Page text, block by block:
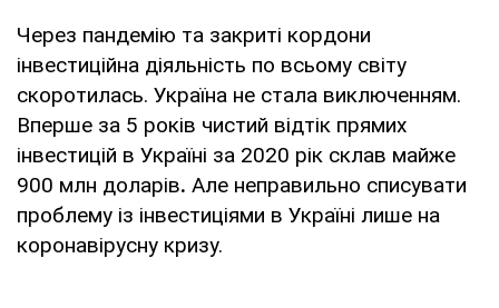
Через пандемію та закриті кордони
інвестиційна діяльність по всьому світу
скоротилась. Україна не стала виключенням.
Вперше за 5 років чистий відтік прямих
інвестицій в Україні за 2020 рік склав майже
900 млн доларів. Але неправильно списувати
проблему із інвестиціями в Україні лише на
коронавірусну кризу.